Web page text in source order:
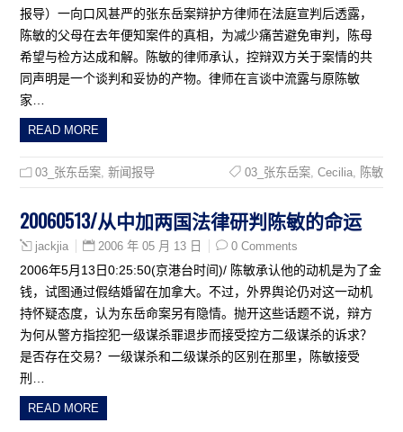
报导）一向口风甚严的张东岳案辩护方律师在法庭宣判后透露，
陈敏的父母在去年便知案件的真相，为减少痛苦避免审判，陈母
希望与检方达成和解。陈敏的律师承认，控辩双方关于案情的共
同声明是一个谈判和妥协的产物。律师在言谈中流露与原陈敏
家…
READ MORE
03_张东岳案 ,新闻报导 03_张东岳案, Cecilia, 陈敏
20060513/从中加两国法律研判陈敏的命运
jackjia 2006 年 05 月 13 日 0 Comments
2006年5月13日0:25:50(京港台时间)/ 陈敏承认他的动机是为了金
钱，试图通过假结婚留在加拿大。不过，外界舆论仍对这一动机
持怀疑态度，认为东岳命案另有隐情。抛开这些话题不说，辩方
为何从警方指控犯一级谋杀罪退步而接受控方二级谋杀的诉求？
是否存在交易？一级谋杀和二级谋杀的区别在那里，陈敏接受
刑…
READ MORE